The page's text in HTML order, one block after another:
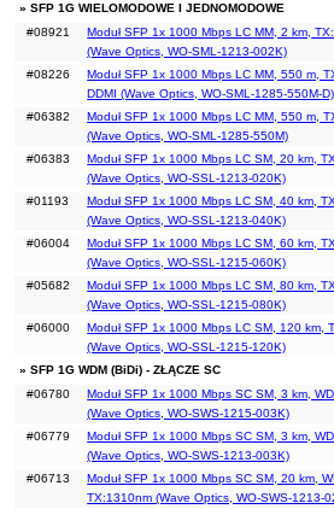
» SFP 1G WIELOMODOWE I JEDNOMODOWE
#08921
Moduł SFP 1x 1000 Mbps LC MM, 2 km,
(Wave Optics, WO-SML-1213-002K)
#08226
Moduł SFP 1x 1000 Mbps LC MM, 550 m,
DDMI (Wave Optics, WO-SML-1285-550M-D)
#06382
Moduł SFP 1x 1000 Mbps LC MM, 550 m,
(Wave Optics, WO-SML-1285-550M)
#06383
Moduł SFP 1x 1000 Mbps LC SM, 20 km,
(Wave Optics, WO-SSL-1213-020K)
#01193
Moduł SFP 1x 1000 Mbps LC SM, 40 km,
(Wave Optics, WO-SSL-1213-040K)
#06004
Moduł SFP 1x 1000 Mbps LC SM, 60 km,
(Wave Optics, WO-SSL-1215-060K)
#05682
Moduł SFP 1x 1000 Mbps LC SM, 80 km,
(Wave Optics, WO-SSL-1215-080K)
#06000
Moduł SFP 1x 1000 Mbps LC SM, 120 km,
(Wave Optics, WO-SSL-1215-120K)
» SFP 1G WDM (BiDi) - ZŁĄCZE SC
#06780
Moduł SFP 1x 1000 Mbps SC SM, 3 km,
(Wave Optics, WO-SWS-1215-003K)
#06779
Moduł SFP 1x 1000 Mbps SC SM, 3 km,
(Wave Optics, WO-SWS-1213-003K)
#06713
Moduł SFP 1x 1000 Mbps SC SM, 20 km,
TX:1310nm (Wave Optics, WO-SWS-1213-